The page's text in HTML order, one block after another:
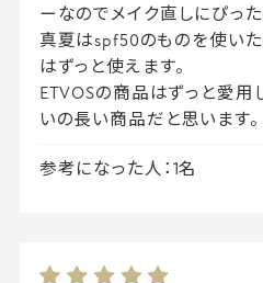
ーなのでメイク直しにぴった
真夏はspf50のものを使い
はずっと使えます。
ETVOSの商品はずっと愛用
いの長い商品だと思います。
参考になった人：1名